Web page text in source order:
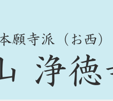
願寺派（お西）
浄徳